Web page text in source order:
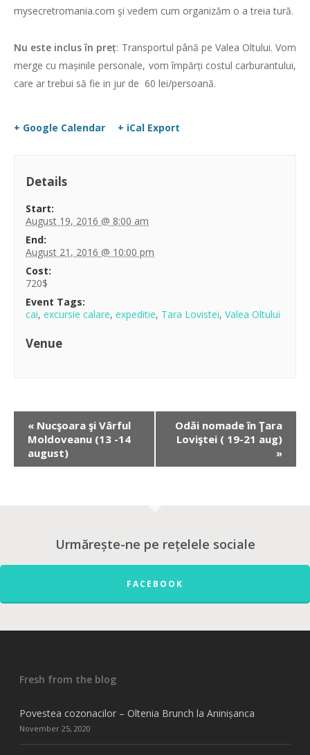
mysecretromania.com şi vedem cum organizăm o a treia tură.
Nu este inclus în preț: Transportul până pe Valea Oltului. Vom
merge cu mașinile personale, vom împărți costul carburantului,
care ar trebui să fie in jur de 60 lei/persoană.
+ Google Calendar + iCal Export
Details
Start:
August 19, 2016 @ 8:00 am
End:
August 21, 2016 @ 10:00 pm
Cost:
720$
Event Tags:
cai,excursie calare,expeditie, Tara Lovistei,Valea Oltului
Venue
« Nucşoara şi Vârful
Moldoveanu (13 -14
august)
Odăi nomade în Ţara
Loviştei ( 19-21 aug)
»
Urmărește-ne pe rețelele sociale
FACEBOOK
Fresh from the blog
Povestea cozonacilor – Oltenia Brunch la Aninișanca
November 25, 2020